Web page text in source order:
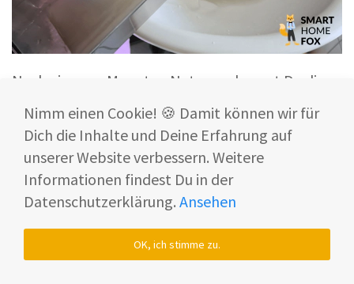
Nach ein paar Monaten Nutzung, kannst Du die
beiden
Kanister auswaschen . Hierdurch wird der
Hygiene-Level aufrechterhalten.
Nimm einen Cookie! 🍪 Damit können wir für
Dich die Inhalte und Deine Erfahrung auf
unserer Website verbessern. Weitere
Informationen findest Du in der
Datenschutzerklärung. Ansehen
OK, ich stimme zu.